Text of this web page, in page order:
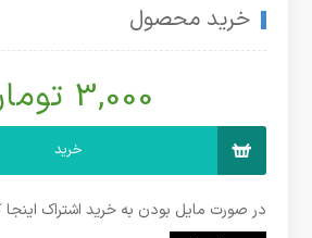
خرید محصول
3,000 تومان
خرید
در صورت مایل بودن به خرید اشتراک اینجا